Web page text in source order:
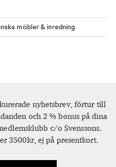
möbler & inredning
nyhetsbrev, förtur till
och 2 % bonus på dina
c/o Svenssons.
3500kr, ej på presentkort.